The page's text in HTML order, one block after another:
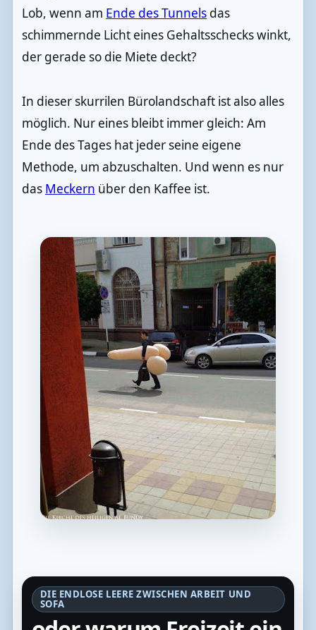
Lob, wenn am Ende des Tunnelsdas
schimmernde Licht eines Gehaltsschecks winkt,
der gerade so die Miete deckt?
In dieser skurrilen Bürolandschaft ist also alles
möglich. Nur eines bleibt immer gleich: Am
Ende des Tages hat jeder seine eigene
Methode, um abzuschalten. Und wenn es nur
das Meckern über den Kaffee ist.
DIE ENDLOSE LEERE ZWISCHEN ARBEIT UND
SOFA